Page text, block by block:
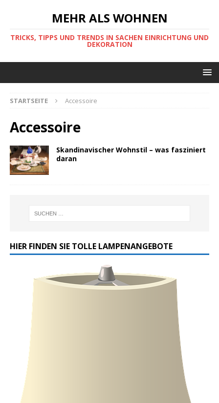
MEHR ALS WOHNEN
TRICKS, TIPPS UND TRENDS IN SACHEN EINRICHTUNG UND
DEKORATION
STARTSEITE Accessoire
Accessoire
Skandinavischer Wohnstil – was fasziniert
daran
HIER FINDEN SIE TOLLE LAMPENANGEBOTE